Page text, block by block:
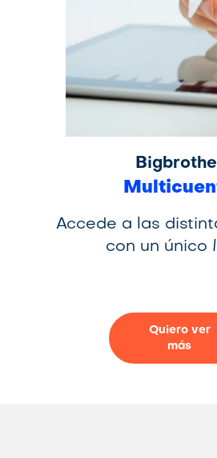
Accede a las
con un único
Quiero ver
más